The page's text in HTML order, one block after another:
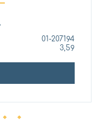
01-207194
3,59